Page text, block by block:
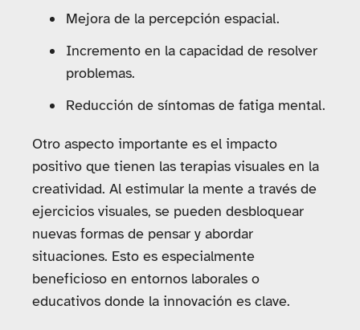
Mejora de la percepción espacial.
Incremento en la capacidad de resolver
problemas.
Reducción de síntomas de fatiga mental.
Otro aspecto importante es el impacto
positivo que tienen las terapias visuales en la
creatividad. Al estimular la mente a través de
ejercicios visuales, se pueden desbloquear
nuevas formas de pensar y abordar
situaciones. Esto es especialmente
beneficioso en entornos laborales o
educativos donde la innovación es clave.